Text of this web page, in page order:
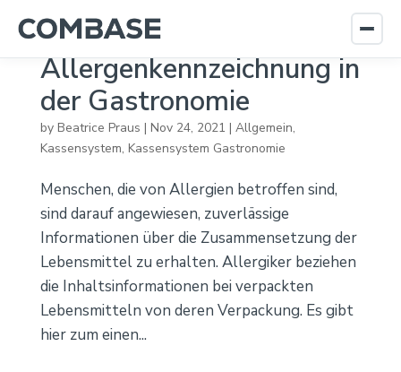
Allergenkennzeichnung in
der Gastronomie
by Beatrice Praus | Nov 24, 2021 | Allgemein,
Kassensystem, Kassensystem Gastronomie
Menschen, die von Allergien betroffen sind,
sind darauf angewiesen, zuverlässige
Informationen über die Zusammensetzung der
Lebensmittel zu erhalten. Allergiker beziehen
die Inhaltsinformationen bei verpackten
Lebensmitteln von deren Verpackung. Es gibt
hier zum einen...